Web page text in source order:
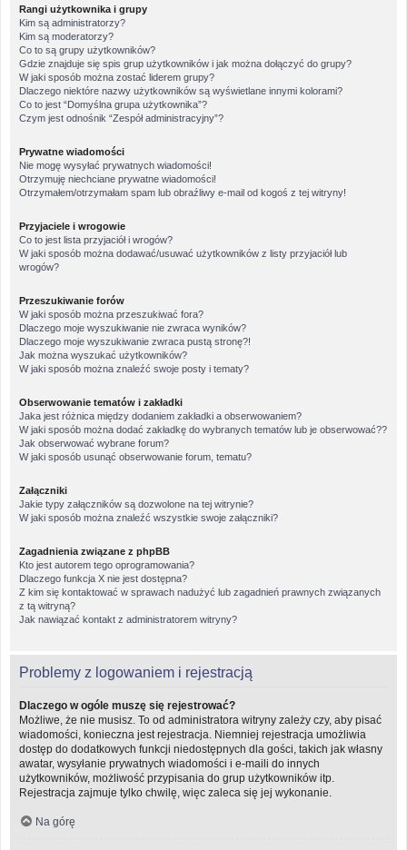
Rangi użytkownika i grupy
Kim są administratorzy?
Kim są moderatorzy?
Co to są grupy użytkowników?
Gdzie znajduje się spis grup użytkowników i jak można dołączyć do grupy?
W jaki sposób można zostać liderem grupy?
Dlaczego niektóre nazwy użytkowników są wyświetlane innymi kolorami?
Co to jest “Domyślna grupa użytkownika”?
Czym jest odnośnik “Zespół administracyjny”?
Prywatne wiadomości
Nie mogę wysyłać prywatnych wiadomości!
Otrzymuję niechciane prywatne wiadomości!
Otrzymałem/otrzymałam spam lub obraźliwy e-mail od kogoś z tej witryny!
Przyjaciele i wrogowie
Co to jest lista przyjaciół i wrogów?
W jaki sposób można dodawać/usuwać użytkowników z listy przyjaciół lub
wrogów?
Przeszukiwanie forów
W jaki sposób można przeszukiwać fora?
Dlaczego moje wyszukiwanie nie zwraca wyników?
Dlaczego moje wyszukiwanie zwraca pustą stronę?!
Jak można wyszukać użytkowników?
W jaki sposób można znaleźć swoje posty i tematy?
Obserwowanie tematów i zakładki
Jaka jest różnica między dodaniem zakładki a obserwowaniem?
W jaki sposób można dodać zakładkę do wybranych tematów lub je obserwować??
Jak obserwować wybrane forum?
W jaki sposób usunąć obserwowanie forum, tematu?
Załączniki
Jakie typy załączników są dozwolone na tej witrynie?
W jaki sposób można znaleźć wszystkie swoje załączniki?
Zagadnienia związane z phpBB
Kto jest autorem tego oprogramowania?
Dlaczego funkcja X nie jest dostępna?
Z kim się kontaktować w sprawach nadużyć lub zagadnień prawnych związanych
z tą witryną?
Jak nawiązać kontakt z administratorem witryny?
Problemy z logowaniem i rejestracją
Dlaczego w ogóle muszę się rejestrować?
Możliwe, że nie musisz. To od administratora witryny zależy czy, aby pisać
wiadomości, konieczna jest rejestracja. Niemniej rejestracja umożliwia
dostęp do dodatkowych funkcji niedostępnych dla gości, takich jak własny
awatar, wysyłanie prywatnych wiadomości i e-maili do innych
użytkowników, możliwość przypisania do grup użytkowników itp.
Rejestracja zajmuje tylko chwilę, więc zaleca się jej wykonanie.
Na górę